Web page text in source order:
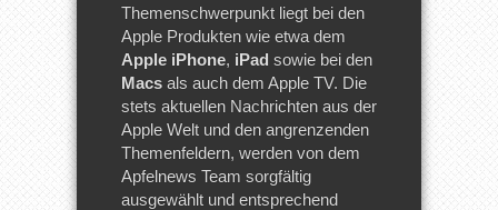
Themenschwerpunkt liegt bei den
Apple Produkten wie etwa dem
Apple iPhone, iPad sowie bei den
Macs als auch dem Apple TV. Die
stets aktuellen Nachrichten aus der
Apple Welt und den angrenzenden
Themenfeldern, werden von dem
Apfelnews Team sorgfältig
ausgewählt und entsprechend